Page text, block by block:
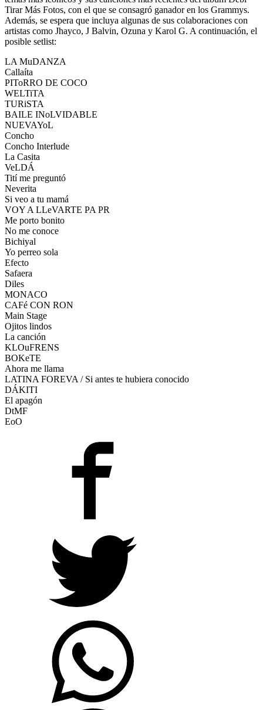
Tirar Más Fotos, con el que se consagró ganador en los Grammys.
Además, se espera que incluya algunas de sus colaboraciones con
artistas como Jhayco, J Balvin, Ozuna y Karol G. A continuación, el
posible setlist:
LA MuDANZA
Callaíta
PIToRRO DE COCO
WELTiTA
TURiSTA
BAILE INoLVIDABLE
NUEVAYoL
Concho
Concho Interlude
La Casita
VeLDÁ
Tití me preguntó
Neverita
Si veo a tu mamá
VOY A LLeVARTE PA PR
Me porto bonito
No me conoce
Bichiyal
Yo perreo sola
Efecto
Safaera
Diles
MONACO
CAFé CON RON
Main Stage
Ojitos lindos
La canción
KLOuFRENS
BOKeTE
Ahora me llama
LATINA FOREVA / Si antes te hubiera conocido
DÁKITI
El apagón
DtMF
EoO